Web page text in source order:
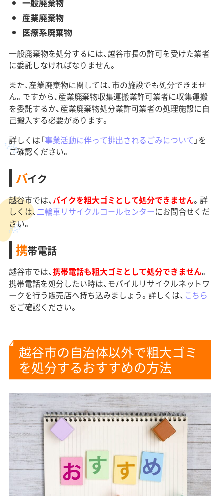
一般廃棄物
産業廃棄物
医療系廃棄物
一般廃棄物を処分するには、越谷市長の許可を受けた業者
に委託しなければなりません。
また、産業廃棄物に関しては、市の施設でも処分できませ
ん。ですから、産業廃棄物収集運搬業許可業者に収集運搬
を委託するか、産業廃棄物処分業許可業者の処理施設に自
己搬入する必要があります。
詳しくは「事業活動に伴って排出されるごみについて 」を
ご確認ください。
バイク
越谷市では、バイクを粗大ゴミとして処分できません。詳
しくは、二輪車リサイクルコールセンターにお問合せくだ
さい。
携帯電話
越谷市では、携帯電話も粗大ゴミとして処分できません。
携帯電話を処分したい時は、モバイルリサイクルネットワ
ークを行う販売店へ持ち込みましょう。詳しくは、 こちら
をご確認ください。
越谷市の自治体以外で粗大ゴミ
を処分するおすすめの方法